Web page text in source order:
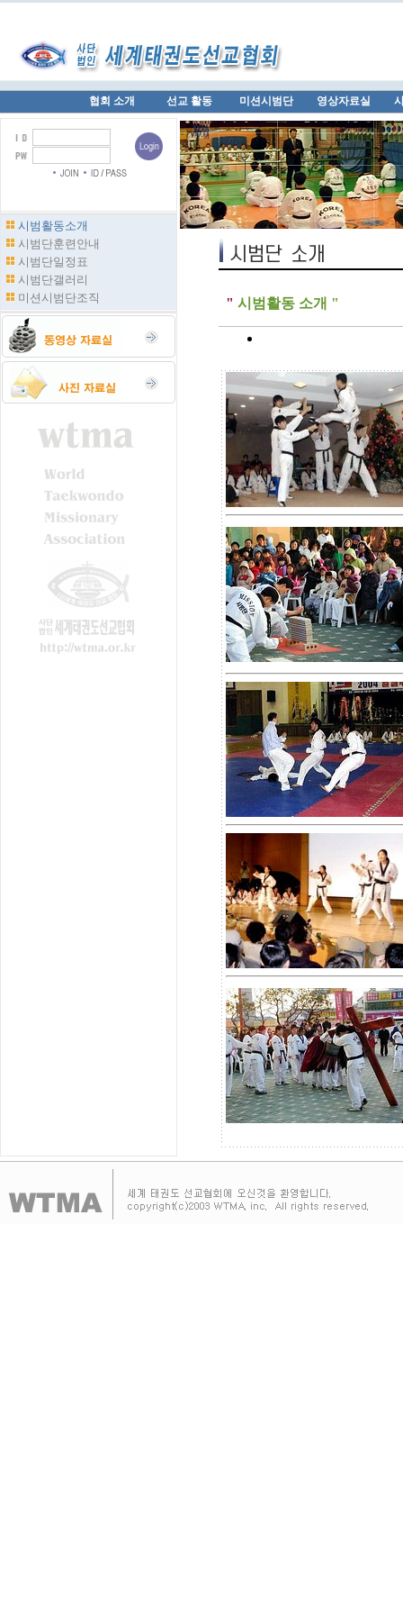
협회 소개 선교 활동 미션시범단 영상자료실
시범활동소개
시범단훈련안내
시범단일정표
시범단갤러리
미션시범단조직
" 시범활동 소개 "